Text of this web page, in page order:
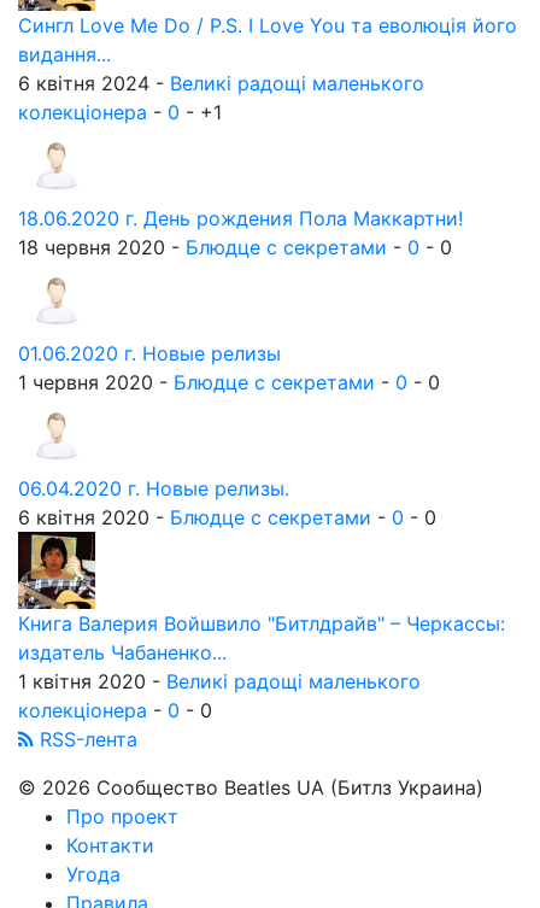
Сингл Love Me Do / P.S. I Love You та еволюція його
видання...
6 квітня 2024 - Великі радощі маленького
колекціонера - 0 - +1
18.06.2020 г. День рождения Пола Маккартни!
18 червня 2020 - Блюдце с секретами - 0 - 0
01.06.2020 г. Новые релизы
1 червня 2020 - Блюдце с секретами - 0 - 0
06.04.2020 г. Новые релизы.
6 квітня 2020 - Блюдце с секретами - 0 - 0
Книга Валерия Войшвило "Битлдрайв" – Черкассы:
издатель Чабаненко...
1 квітня 2020 - Великі радощі маленького
колекціонера - 0 - 0
RSS-лента
© 2026 Сообщество Beatles UA (Битлз Украина)
Про проект
Контакти
Угода
Правила